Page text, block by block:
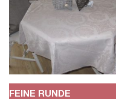
FEINE RUNDE